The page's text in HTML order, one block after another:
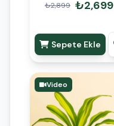
₺2,899 ₺2,699
Sepete Ekle
Video